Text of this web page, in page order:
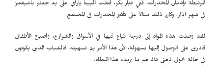
المرتبطة بإدمان المخدرات، ففي ديار بكر، قُتلت أليينا ياراي على يد جعفر باشيغمز
في شهر آذار، وكان ذلك مثالاً على تأثير المخدرات في المجتمع.
لقد وصلت هذه المواد إلى درجة تُباع فيها في الأسواق والشوارع، وأصبح الأطفال
قادرين على الوصول إليها بسهولة، لأن هذا الأمر يتم تسهيله، فالشباب الذين يكونون
في حالة خمول ذهني دائم هم ما يريده هذا النظام.